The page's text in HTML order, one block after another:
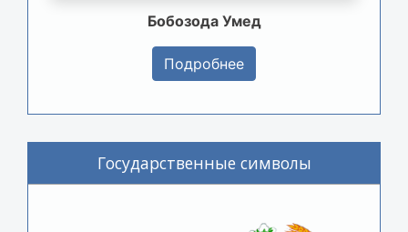
Бобозода Умед
Подробнее
Государственные символы